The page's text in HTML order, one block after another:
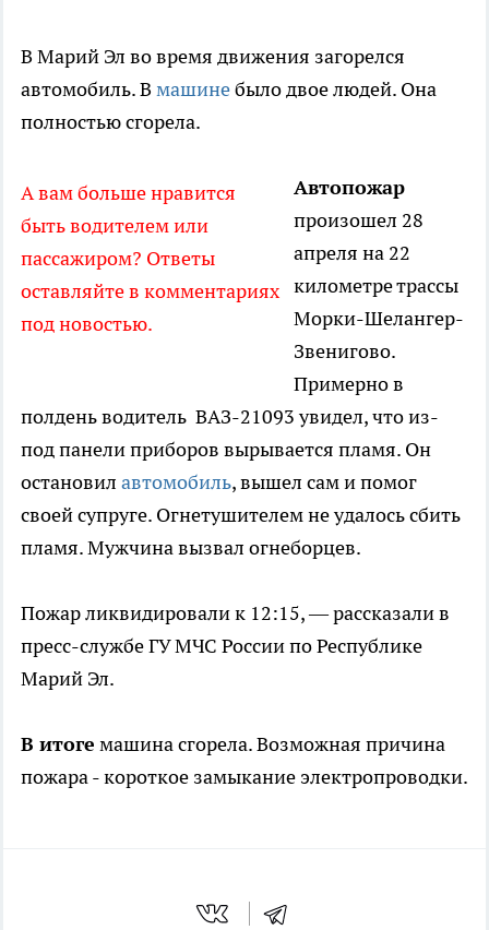
В Марий Эл во время движения загорелся
автомобиль. В машинебыло двое людей. Она
полностью сгорела.
А вам больше нравится
быть водителем или
пассажиром? Ответы
оставляйте в комментариях
под новостью.
Автопожар
произошел 28
апреля на 22
километре трассы
Морки-Шелангер-
Звенигово.
Примерно в
полдень водитель ВАЗ-21093 увидел, что из-
под панели приборов вырывается пламя. Он
остановил автомобиль, вышел сам и помог
своей супруге. Огнетушителем не удалось сбить
пламя. Мужчина вызвал огнеборцев.
Пожар ликвидировали к 12:15, — рассказали в
пресс-службе ГУ МЧС России по Республике
Марий Эл.
В итоге машина сгорела. Возможная причина
пожара - короткое замыкание электропроводки.